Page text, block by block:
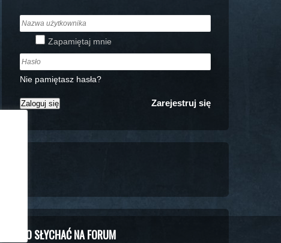
Zapamiętaj mnie
Nie pamiętasz hasła?
Zarejestruj się
CO SŁYCHAĆ NA FORUM